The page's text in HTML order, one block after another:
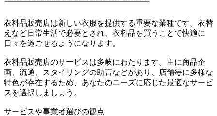
衣料品販売店は新しい衣服を提供する重要な業種です。衣替
えなど日常生活で必要とされ、衣料品を買うことで快適に
日々を過ごせるようになります。
衣料品販売店のサービスは多岐にわたります。主に商品企
画、流通、スタイリングの助言などがあり、店舗毎に多様な
特色が存在するため、あなたのニーズに応じた最適なサービ
スを選択しましょう。
サービスや事業者選びの観点